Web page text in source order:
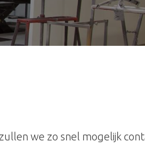
we zo snel mogelijk